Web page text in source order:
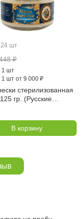
24 шт
₽
1 шт
1 шт от 9 000 ₽
стерилизованная
гр. (Русские
В корзину